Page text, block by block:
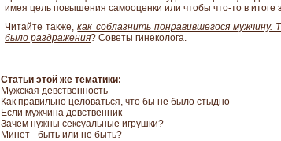
имея цель повышения самооценки или чтобы что-то в итоге
Читайте также,как соблазнить понравившегося мужчину.
было раздражения? Советы гинеколога.
Статьи этой же тематики:
Мужская девственность
Как правильно целоваться, что бы не было стыдно
Если мужчина девственник
Зачем нужны сексуальные игрушки?
Минет - быть или не быть?